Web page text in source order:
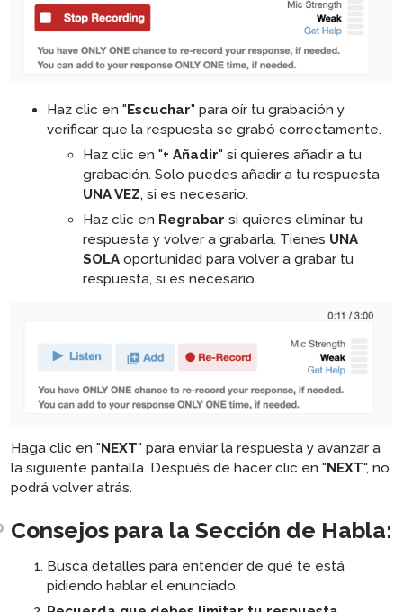
Haz clic en "Escuchar" para oír tu grabación y
verificar que la respuesta se grabó correctamente.
Haz clic en "+ Añadir" si quieres añadir a tu
grabación. Solo puedes añadir a tu respuesta
UNA VEZ, si es necesario.
Haz clic en Regrabar si quieres eliminar tu
respuesta y volver a grabarla. Tienes UNA
SOLA oportunidad para volver a grabar tu
respuesta, si es necesario.
Haga clic en "NEXT" para enviar la respuesta y avanzar a
la siguiente pantalla. Después de hacer clic en "NEXT", no
podrá volver atrás.
Consejos para la Sección de Habla:
Busca detalles para entender de qué te está
pidiendo hablar el enunciado.